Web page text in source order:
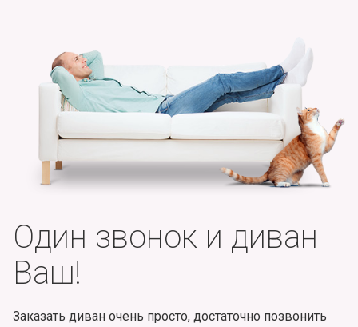
Один звонок и диван
Ваш!
Заказать диван очень просто, достаточно позвонить